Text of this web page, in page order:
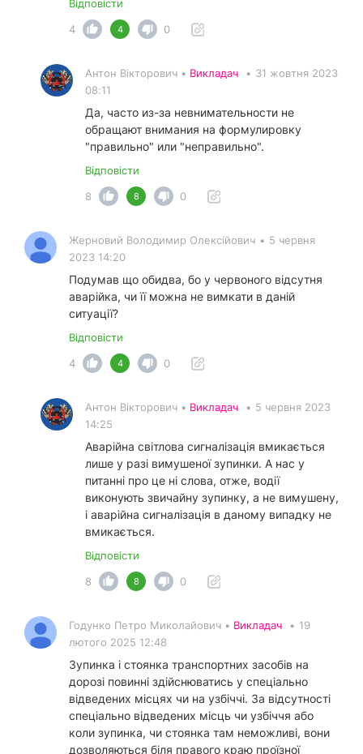
Відповісти
4
4 0
Антон Вікторович • Викладач • 31 жовтня 2023
08:11
Да, часто из-за невнимательности не
обращают внимания на формулировку
"правильно" или "неправильно".
Відповісти
8
8 0
Жерновий Володимир Олексійович • 5 червня
2023 14:20
Подумав що обидва, бо у червоного відсутня
аварійка, чи її можна не вимкати в даній
ситуації?
Відповісти
4
4 0
Антон Вікторович • Викладач • 5 червня 2023
14:25
Аварійна світлова сигналізація вмикається
лише у разі вимушеної зупинки. А нас у
питанні про це ні слова, отже, водії
виконують звичайну зупинку, а не вимушену,
і аварійна сигналізація в даному випадку не
вмикається.
Відповісти
8
8 0
Годунко Петро Миколайович • Викладач • 19
лютого 2025 12:48
Зупинка і стоянка транспортних засобів на
дорозі повинні здійснюватись у спеціально
відведених місцях чи на узбіччі. За відсутності
спеціально відведених місць чи узбіччя або
коли зупинка, чи стоянка там неможливі, вони
дозволяються біля правого краю проїзної